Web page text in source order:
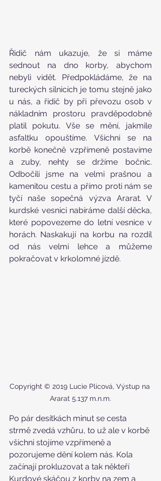
Řidič nám ukazuje, že si máme
sednout na dno korby, abychom
nebyli vidět. Předpokládáme, že na
tureckých silnicích je tomu stejně jako
u nás, a řidič by při převozu osob v
nákladním prostoru pravděpodobně
platil pokutu. Vše se mění, jakmile
asfaltku opouštíme. Všichni se na
korbě konečně vzpřímeně postavíme
a zuby, nehty se držíme bočnic.
Odbočili jsme na velmi prašnou a
kamenitou cestu a přímo proti nám se
tyčí naše sopečná výzva Ararat. V
kurdské vesnici nabíráme další děcka,
které popovezeme do letní vesnice v
horách. Naskakují na korbu na rozdíl
od nás velmi lehce a můžeme
pokračovat v krkolomné jízdě.
Copyright © 2019 Lucie Plicová, Výstup na
Ararat 5.137 m.n.m.
Po pár desítkách minut se cesta
strmě zvedá vzhůru, to už ale v korbě
všichni stojíme vzpřímeně a
pozorujeme dění kolem nás. Kola
začínají prokluzovat a tak někteří
Kurdové skáčou z korby na zem a